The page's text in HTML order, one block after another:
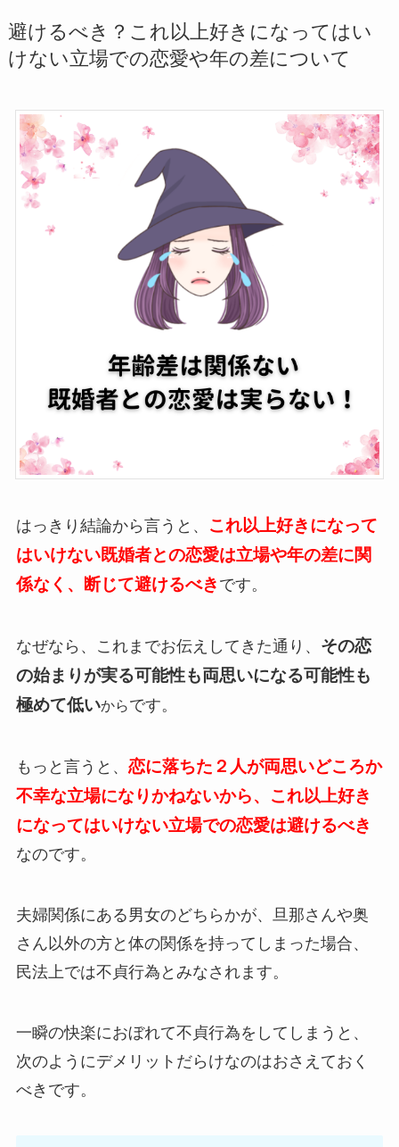
避けるべき？これ以上好きになってはい
けない立場での恋愛や年の差について
はっきり結論から言うと、
これ以上好きになって
はいけない既婚者との恋愛は立場や年の差に関
係なく、断じて避けるべき です。
なぜなら、これまでお伝えしてきた通り、 その恋
の始まりが実る可能性も両思いになる可能性も
極めて低いからです。
もっと言うと、 恋に落ちた２人が両思いどころか
不幸な立場になりかねないから、 これ以上好き
になってはいけない立場での恋愛は避けるべき
なのです。
夫婦関係にある男女のどちらかが、旦那さんや奥
さん以外の方と体の関係を持ってしまった場合、
民法上では不貞行為とみなされます。
一瞬の快楽におぼれて不貞行為をしてしまうと、
次のようにデメリットだらけなのはおさえておく
べきです。